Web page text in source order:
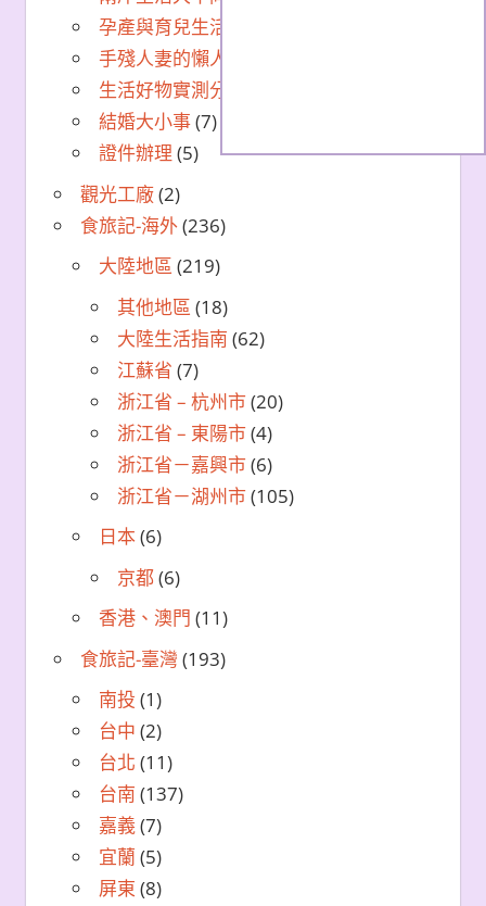
孕產與育兒生活筆記
手殘人妻的懶人美食DIY
生活好物實測分享
結婚大小事(7)
證件辦理 (5)
觀光工廠(2)
食旅記-海外(236)
大陸地區 (219)
其他地區 (18)
大陸生活指南 (62)
江蘇省 (7)
浙江省 – 杭州市(20)
浙江省 – 東陽市(4)
浙江省－嘉興市(6)
浙江省－湖州市(105)
日本(6)
京都(6)
香港、澳門 (11)
食旅記-臺灣 (193)
南投 (1)
台中 (2)
台北 (11)
台南 (137)
嘉義(7)
宜蘭 (5)
屏東 (8)